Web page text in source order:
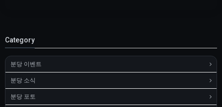
Category
분당 이벤트
분당 소식
분당 포토